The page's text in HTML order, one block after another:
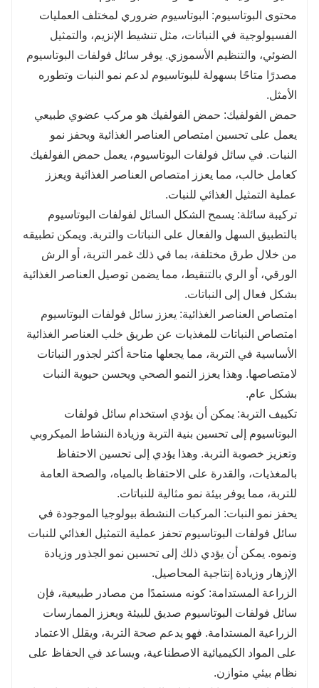
فولفات البوتاسيوم في تعزيز تحمل الإجهاد. يمكن أن يساعد
ذلك النباتات على مقاومة الضغوطات البيئية مثل الجفاف أو
الملوحة أو نقص المغذيات.
الفوائد البيئية: سائل فولفات البوتاسيوم مشتق من مصادر
طبيعية، مما يجعله صديق للبيئة ومستدام للاستخدام
الكيميائية الاصطناعية ويعزز صحة التربة بطريقة طبيعية.
الاستخدام المريح: يسمح الشكل السائل من فولفات
البوتاسيوم بالتطبيق السهل من خلال طرق مختلفة مثل غمر
التربة أو الرش الورقي أو الري بالتنقيط. وهذا يضمن توصيل
العناصر الغذائية بكفاءة إلى النباتات لتحقيق النمو والإنتاجية
الأمثل.
باختصار، يوفر سائل فولفات البوتاسيوم مزايا متعددة لنمو
النبات، وصحة التربة، وإنتاجية المحاصيل بشكل عام. ومن
خلال دمج هذا الأسمدة العضوية في الممارسات الزراعية،
يمكن للمزارعين تعزيز امتصاص العناصر الغذائية، وتحفيز
نمو النباتات، وتعزيز الممارسات الزراعية المستدامة
لتحسين النتائج الزراعية.
محتوى البوتاسيوم: البوتاسيوم ضروري لمختلف العمليات
الفسيولوجية في النباتات، مثل تنشيط الإنزيم، والتمثيل
الضوئي، والتنظيم الأسموزي. يوفر سائل فولفات البوتاسيوم
مصدرًا متاحًا بسهولة للبوتاسيوم لدعم نمو النبات وتطوره
الأمثل.
حمض الفولفيك: حمض الفولفيك هو مركب عضوي طبيعي
يعمل على تحسين امتصاص العناصر الغذائية ويحفز نمو
النبات. في سائل فولفات البوتاسيوم، يعمل حمض الفولفيك
كعامل خالب، مما يعزز امتصاص العناصر الغذائية ويعزز
عملية التمثيل الغذائي للنبات.
تركيبة سائلة: يسمح الشكل السائل لفولفات البوتاسيوم
بالتطبيق السهل والفعال على النباتات والتربة. ويمكن تطبيقه
من خلال طرق مختلفة، بما في ذلك غمر التربة، أو الرش
الورقي، أو الري بالتنقيط، مما يضمن توصيل العناصر الغذائية
بشكل فعال إلى النباتات.
امتصاص العناصر الغذائية: يعزز سائل فولفات البوتاسيوم
امتصاص النباتات للمغذيات عن طريق خلب العناصر الغذائية
الأساسية في التربة، مما يجعلها متاحة أكثر لجذور النباتات
لامتصاصها. وهذا يعزز النمو الصحي ويحسن حيوية النبات
بشكل عام.
تكييف التربة: يمكن أن يؤدي استخدام سائل فولفات
البوتاسيوم إلى تحسين بنية التربة وزيادة النشاط الميكروبي
وتعزيز خصوبة التربة. وهذا يؤدي إلى تحسين الاحتفاظ
بالمغذيات، والقدرة على الاحتفاظ بالمياه، والصحة العامة
للتربة، مما يوفر بيئة نمو مثالية للنباتات.
يحفز نمو النبات: المركبات النشطة بيولوجيا الموجودة في
سائل فولفات البوتاسيوم تحفز عملية التمثيل الغذائي للنبات
ونموه. يمكن أن يؤدي ذلك إلى تحسين نمو الجذور وزيادة
الإزهار وزيادة إنتاجية المحاصيل.
الزراعة المستدامة: كونه مستمدًا من مصادر طبيعية، فإن
سائل فولفات البوتاسيوم صديق للبيئة ويعزز الممارسات
الزراعية المستدامة. فهو يدعم صحة التربة، ويقلل الاعتماد
على المواد الكيميائية الاصطناعية، ويساعد في الحفاظ على
نظام بيئي متوازن.